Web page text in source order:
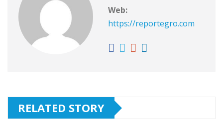
Web:
https://reportegro.com
RELATED STORY